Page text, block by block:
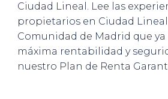
Ciudad Lineal. Lee las
propietarios en Ciudad
Comunidad de Madrid que
máxima rentabilidad y
nuestro Plan de Renta